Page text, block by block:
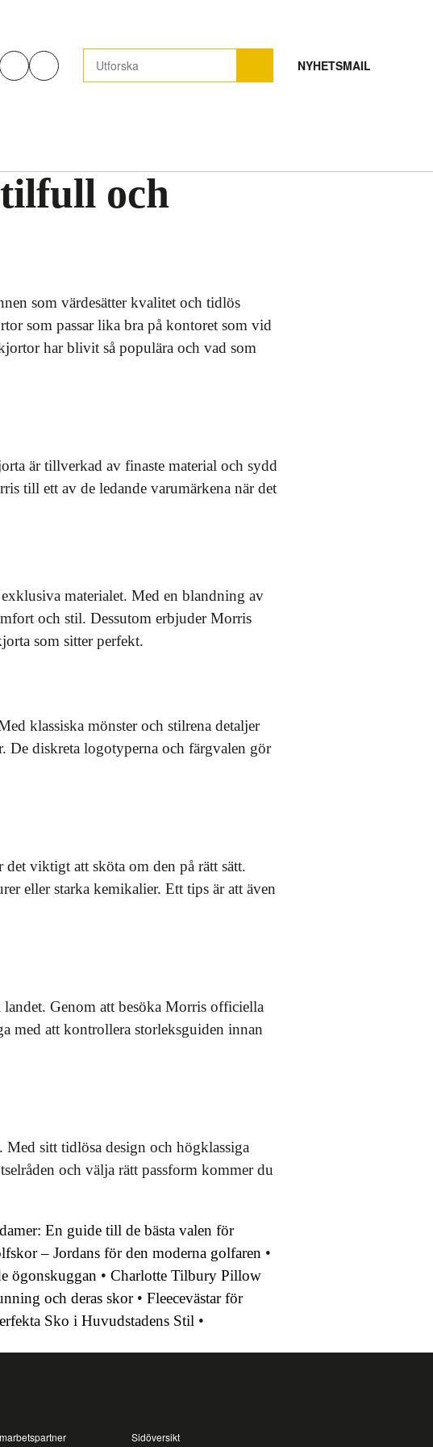
NYHETSMAIL
och
som värdesätter kvalitet och tidlös
som passar lika bra på kontoret som vid
har blivit så populära och vad som
är tillverkad av finaste material och sydd
till ett av de ledande varumärkena när det
materialet. Med en blandning av
och stil. Dessutom erbjuder Morris
som sitter perfekt.
klassiska mönster och stilrena detaljer
De diskreta logotyperna och färgvalen gör
viktigt att sköta om den på rätt sätt.
eller starka kemikalier. Ett tips är att även
Genom att besöka Morris officiella
med att kontrollera storleksguiden innan
sitt tidlösa design och högklassiga
och välja rätt passform kommer du
En guide till de bästa valen för
– Jordans för den moderna golfaren •
ögonskuggan • Charlotte Tilbury Pillow
och deras skor• Fleecevästar för
Sko i Huvudstadens Stil •
Sidöversikt